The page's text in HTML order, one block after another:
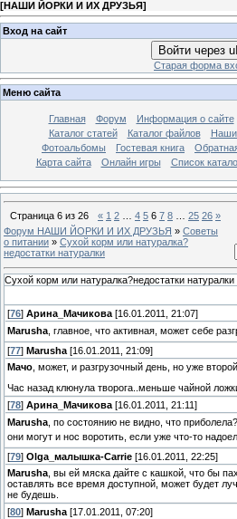
[НАШИ ЙОРКИ И ИХ ДРУЗЬЯ]
Вход на сайт
Войти через
Старая форма
Меню сайта
Главная Форум Информация о сайте
Каталог статей
Каталог файлов
Фотоальбомы
Гостевая книга
Карта сайта
Онлайн игры Список
Страница 6 из 26 « 1 2 4 5 6 7 8 25 26 »
Форум НАШИ ЙОРКИ И ИХ ДРУЗЬЯ » Советы
о питании » Сухой корм или натуралка?
недостатки натуралки
Сухой корм или натуралка?недостатки натуралки
[76] Арина_Мачикова [16.01.2011, 21:07]
Marusha , главное, что активная, может себе
[77] Marusha [16.01.2011, 21:09]
Мачо , может, и разгрузочный день, но уже второй
Час назад клюнула творога..меньше чайной
[78] Арина_Мачикова [16.01.2011, 21:11]
Marusha , по состоянию не видно, что
они могут и нос воротить, если уже что-то
[79] Olga_малышка-Carrie [16.01.2011, 22:25]
Marusha , вы ей мяска дайте с кашкой, что бы
оставлять все время доступной, может будет
не будешь.
[80] Marusha [17.01.2011, 07:20]